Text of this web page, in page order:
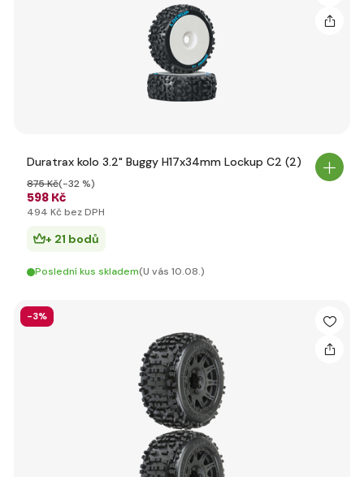
Duratrax kolo 3.2" Buggy H17x34mm Lockup C2 (2)
598 Kč
875 Kč(-32 %)
494 Kč bez DPH
+ 21 bodů
Poslední kus skladem(U vás 10.08.)
-3%